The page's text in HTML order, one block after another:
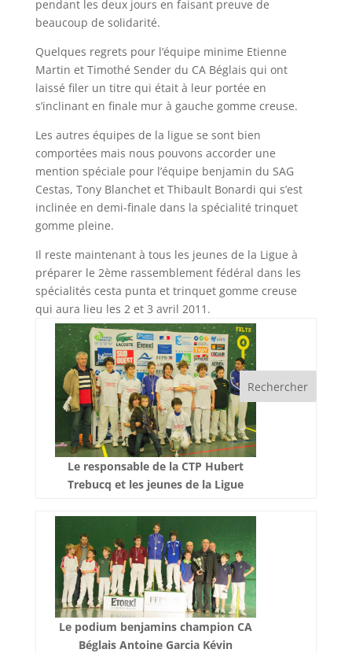
pendant les deux jours en faisant preuve de
beaucoup de solidarité.
Quelques regrets pour l’équipe minime Etienne
Martin et Timothé Sender du CA Béglais qui ont
laissé filer un titre qui était à leur portée en
s’inclinant en finale mur à gauche gomme creuse.
Les autres équipes de la ligue se sont bien
comportées mais nous pouvons accorder une
mention spéciale pour l’équipe benjamin du SAG
Cestas, Tony Blanchet et Thibault Bonardi qui s’est
inclinée en demi-finale dans la spécialité trinquet
gomme pleine.
Il reste maintenant à tous les jeunes de la Ligue à
préparer le 2ème rassemblement fédéral dans les
spécialités cesta punta et trinquet gomme creuse
qui aura lieu les 2 et 3 avril 2011.
Le responsable de la CTP Hubert
Trebucq et les jeunes de la Ligue
Le podium benjamins champion CA
Béglais Antoine Garcia Kévin